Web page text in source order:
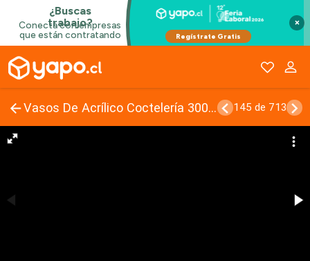
×
Vasos De Acrílico Coctelería 300ml (10 Onzas) 145 de 713